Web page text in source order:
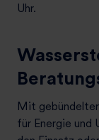
Uhr.
Mit
für Energie und